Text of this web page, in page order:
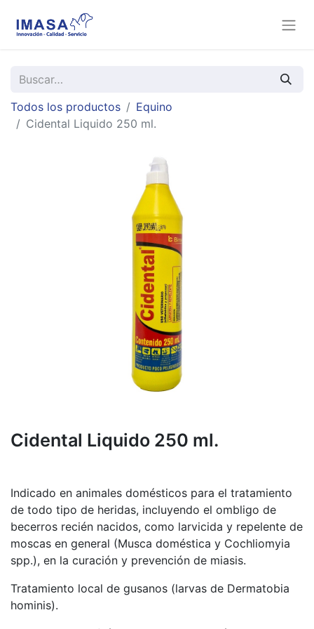
Todos los productos
Equino
Cidental Liquido 250 ml.
Cidental Liquido 250 ml.
Indicado en animales domésticos para el tratamiento
de todo tipo de heridas, incluyendo el ombligo de
becerros recién nacidos, como larvicida y repelente de
moscas en general (Musca doméstica y Cochliomyia
spp.), en la curación y prevención de miasis.
Tratamiento local de gusanos (larvas de Dermatobia
hominis).